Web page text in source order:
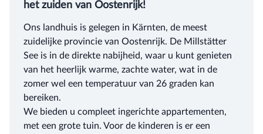
het zuiden van Oostenrijk!
Ons landhuis is gelegen in Kärnten, de meest
zuidelijke provincie van Oostenrijk. De Millstätter
See is in de direkte nabijheid, waar u kunt genieten
van het heerlijk warme, zachte water, wat in de
zomer wel een temperatuur van 26 graden kan
bereiken.
We bieden u compleet ingerichte appartementen,
met een grote tuin. Voor de kinderen is er een